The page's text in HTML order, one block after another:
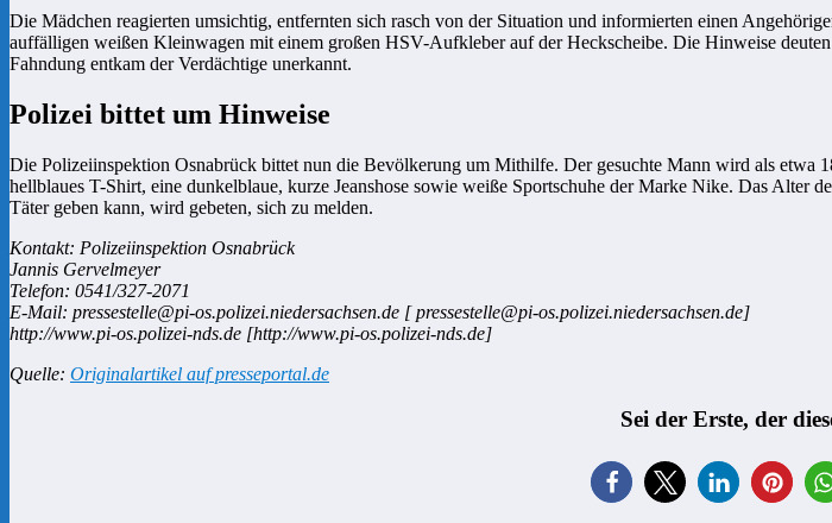
Die Mädchen reagierten umsichtig, entfernten sich rasch von der Situation und informierten einen
auffälligen weißen Kleinwagen mit einem großen HSV-Aufkleber auf der Heckscheibe. Die Hinweise
Fahndung entkam der Verdächtige unerkannt.
Polizei bittet um Hinweise
Die Polizeiinspektion Osnabrück bittet nun die Bevölkerung um Mithilfe. Der gesuchte Mann wird als etwa
hellblaues T-Shirt, eine dunkelblaue, kurze Jeanshose sowie weiße Sportschuhe der Marke Nike. Das Alter
Täter geben kann, wird gebeten, sich zu melden.
Kontakt: Polizeiinspektion Osnabrück
Jannis Gervelmeyer
Telefon: 0541/327-2071
E-Mail: pressestelle@pi-os.polizei.niedersachsen.de [ pressestelle@pi-os.polizei.niedersachsen.de]
http://www.pi-os.polizei-nds.de [http://www.pi-os.polizei-nds.de]
Quelle: Originalartikel auf presseportal.de
Sei der Erste, der